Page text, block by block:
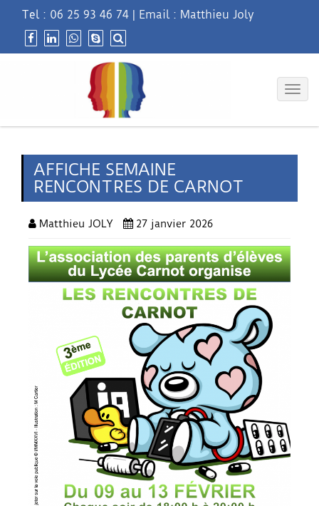
Tel : 06 25 93 46 74 | Email : Matthieu Joly
AFFICHE SEMAINE
RENCONTRES DE CARNOT
Matthieu JOLY 27 janvier 2026